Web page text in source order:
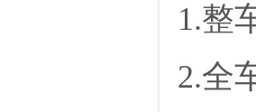
1.整
2.全